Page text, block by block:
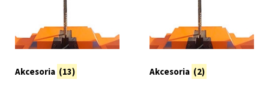
Akcesoria (13) Akcesoria (2)